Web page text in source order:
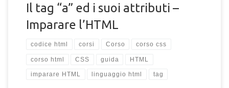
Il tag “a” ed i suoi attributi –
Imparare l’HTML
codice html corsi Corso corso css
corso html CSS guida HTML
imparare HTML linguaggio html tag